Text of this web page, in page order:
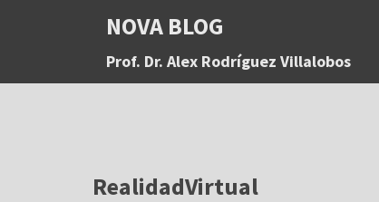
a
NOVA BLOG
Prof. Dr. Alex Rodríguez Villalobos
RealidadVirtual